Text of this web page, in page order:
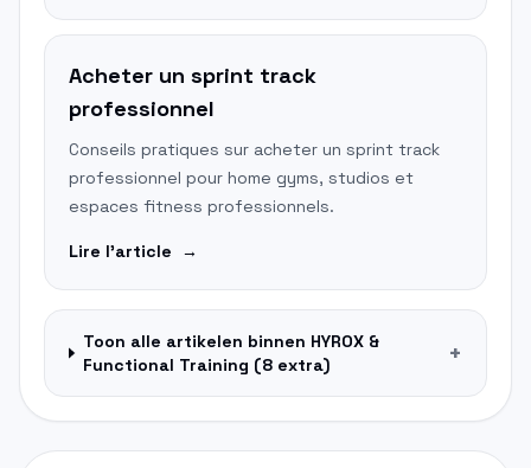
Acheter un sprint track
professionnel
Conseils pratiques sur acheter un sprint track
professionnel pour home gyms, studios et
espaces fitness professionnels.
Lire l'article →
Toon alle artikelen binnen HYROX &
Functional Training (8extra) +